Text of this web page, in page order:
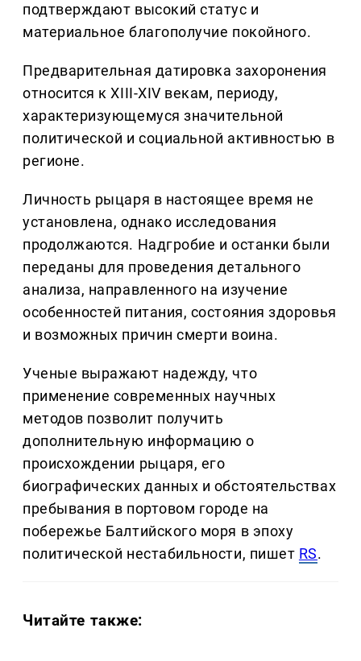
подтверждают высокий статус и
материальное благополучие покойного.
Предварительная датировка захоронения
относится к XIII-XIV векам, периоду,
характеризующемуся значительной
политической и социальной активностью в
регионе.
Личность рыцаря в настоящее время не
установлена, однако исследования
продолжаются. Надгробие и останки были
переданы для проведения детального
анализа, направленного на изучение
особенностей питания, состояния здоровья
и возможных причин смерти воина.
Ученые выражают надежду, что
применение современных научных
методов позволит получить
дополнительную информацию о
происхождении рыцаря, его
биографических данных и обстоятельствах
пребывания в портовом городе на
побережье Балтийского моря в эпоху
политической нестабильности, пишет RS.
Читайте также: